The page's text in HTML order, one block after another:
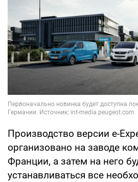
Производство версии e-
организовано на заводе
Франции, а затем на него
устанавливаться все